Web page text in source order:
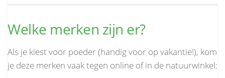
Welke merken zijn er?
Als je kiest voor poeder (handig voor op vakantie!), kom
je deze merken vaak tegen online of in de natuurwinkel: